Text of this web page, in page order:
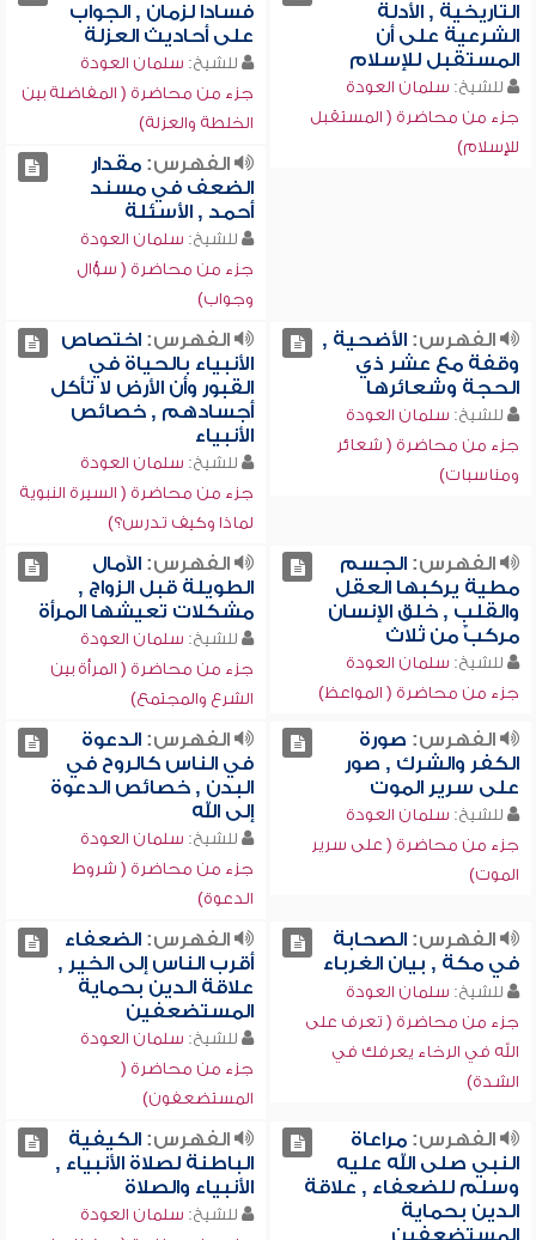
التاريخية , الأدلة
الشرعية على أن
المستقبل للإسلام
للشيخ: سلمان العودة
جزء من محاضرة ( المستقبل
للإسلام)
فسادا لزمان , الجواب
على أحاديث العزلة
للشيخ: سلمان العودة
جزء من محاضرة ( المفاضلة بين
الخلطة والعزلة)
الفهرس:مقدار
الضعف في مسند
أحمد , الأسئلة
للشيخ: سلمان العودة
جزء من محاضرة ( سؤال
وجواب)
الفهرس:الأضحية ,
وقفة مع عشر ذي
الحجة وشعائرها
للشيخ: سلمان العودة
جزء من محاضرة ( شعائر
ومناسبات)
الفهرس:اختصاص
الأنبياء بالحياة في
القبور وأن الأرض لا تأكل
أجسادهم , خصائص
الأنبياء
للشيخ: سلمان العودة
جزء من محاضرة ( السيرة النبوية
لماذا وكيف تدرس؟)
الفهرس:الجسم
مطية يركبها العقل
والقلب , خلق الإنسان
مركبٌ من ثلاث
للشيخ: سلمان العودة
جزء من محاضرة ( المواعظ)
الفهرس:الآمال
الطويلة قبل الزواج ,
مشكلات تعيشها المرأة
للشيخ: سلمان العودة
جزء من محاضرة ( المرأة بين
الشرع والمجتمع)
الفهرس: صورة
الكفر والشرك , صور
على سرير الموت
للشيخ: سلمان العودة
جزء من محاضرة ( على سرير
الموت)
الفهرس:الدعوة
في الناس كالروح في
البدن , خصائص الدعوة
إلى الله
للشيخ: سلمان العودة
جزء من محاضرة ( شروط
الدعوة)
الفهرس:الصحابة
في مكة , بيان الغرباء
للشيخ: سلمان العودة
جزء من محاضرة ( تعرف على
الله في الرخاء يعرفك في
الشدة)
الفهرس:الضعفاء
أقرب الناس إلى الخير ,
علاقة الدين بحماية
المستضعفين
للشيخ: سلمان العودة
جزء من محاضرة (
المستضعفون)
الفهرس:مراعاة
النبي صلى الله عليه
وسلم للضعفاء , علاقة
الدين بحماية
المستضعفين
الفهرس:الكيفية
الباطنة لصلاة الأنبياء ,
الأنبياء والصلاة
للشيخ: سلمان العودة